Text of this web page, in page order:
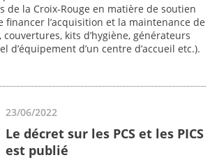
de la Croix-Rouge en matière de soutien
financer l’acquisition et la maintenance de
kits d’hygiène, générateurs
d’équipement d’un centre d’accueil etc.).
23/06/2022
Le décret sur les PCS et les PICS
est publié